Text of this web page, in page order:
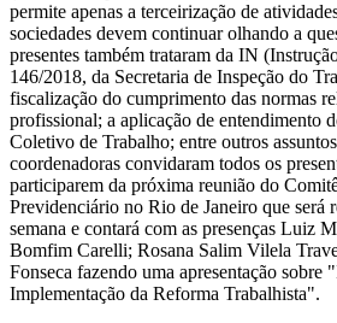
permite apenas a terceirização de
sociedades devem continuar olhando a
presentes também trataram da IN
146/2018, da Secretaria de Inspeção do
fiscalização do cumprimento das normas
profissional; a aplicação de entendimento
Coletivo de Trabalho; entre outros
coordenadoras convidaram todos os
participarem da próxima reunião do
Previdenciário no Rio de Janeiro que será
semana e contará com as presenças Luiz
Bomfim Carelli; Rosana Salim Vilela
Fonseca fazendo uma apresentação sobre
Implementação da Reforma Trabalhista".